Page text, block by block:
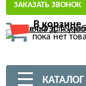
ЗАКАЗАТЬ ЗВОНОК
В корзине
пока нет